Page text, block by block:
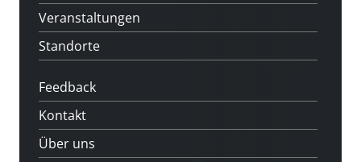
Veranstaltungen
Standorte
Feedback
Kontakt
Über uns